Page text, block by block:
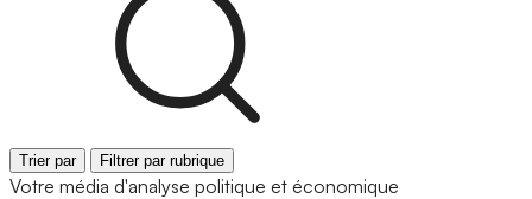
Trier par Filtrer par rubrique
Votre média d'analyse politique et économique